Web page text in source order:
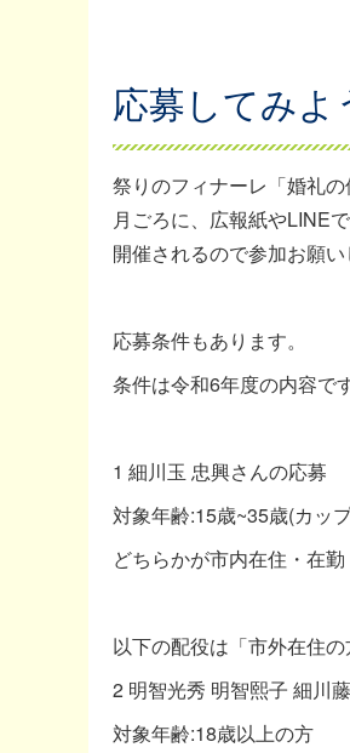
応募してみよ
祭りのフィナーレ「婚礼
月ごろに、広報紙やLINE
開催されるので参加お願
応募条件もあります。
条件は令和6年度の内容で
1 細川玉 忠興さんの応募
対象年齢:15歳~35歳(カッ
どちらかが市内在住・在
以下の配役は「市外在住の
2 明智光秀 明智熙子 細川
対象年齢:18歳以上の方